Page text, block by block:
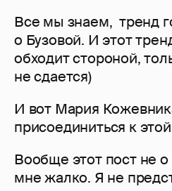
Все мы знаем, тренд
о Бузовой. И этот
обходит стороной,
не сдается)
И вот Мария
присоединиться к
Вообще этот пост не о
мне жалко. Я не